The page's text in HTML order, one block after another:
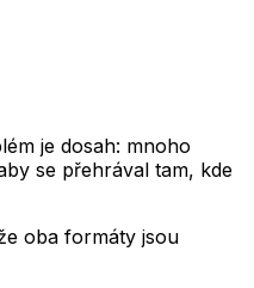
je dosah: mnoho
se přehrával tam, kde
oba formáty jsou